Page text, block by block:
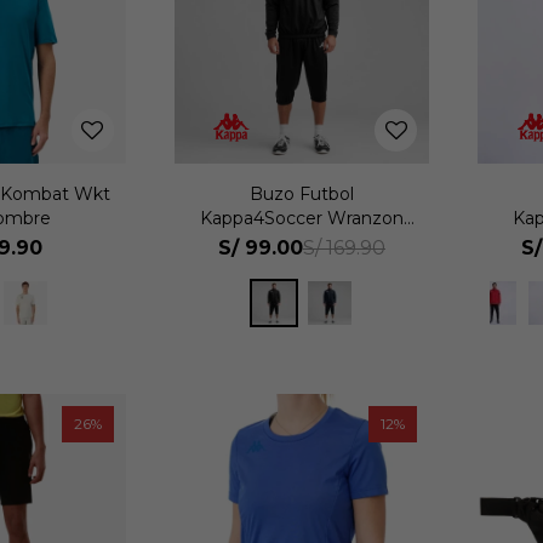
Wkt
Buzo Futbol
Kappa4Soccer Wranzon
Hombre
S/ 99.00S/ 169.90 S/
26 12